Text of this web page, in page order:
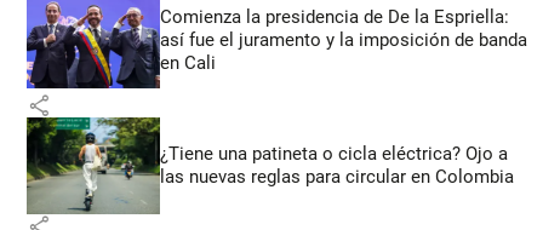
Comienza la presidencia de De la Espriella:
así fue el juramento y la imposición de banda
en Cali
share
¿Tiene una patineta o cicla eléctrica? Ojo a
las nuevas reglas para circular en Colombia